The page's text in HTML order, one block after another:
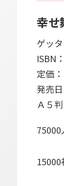
幸せ
ゲッ
ISBN
定価
発売
Ａ５
75000